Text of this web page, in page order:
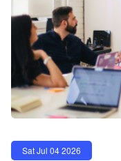
Sat Jul 04 2026